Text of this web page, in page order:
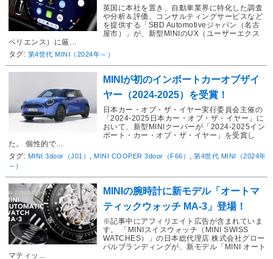
英国に本社を置き、自動車業界に特化した調査
や分析＆評価、コンサルティングサービスなど
を提供する「SBD Automotiveジャパン（名古
屋市）」が、新型MINIのUX（ユーザーエクス
ペリエンス）に厳…
タグ: 第4世代 MINI（2024年～）
MINIが初のインポートカーオブザイ
ヤー（2024-2025）を受賞！
日本カー・オブ・ザ・イヤー実行委員会主催の
「2024-2025日本カー・オブ・ザ・イヤー」に
おいて、新型MINIクーパーが「2024-2025イン
ポート・カー・オブ・ザ・イヤー」を受賞し
た。 個性的で…
タグ: MINI 3door（J01） ,MINI COOPER 3door（F66） ,第4世代 MINI（2024年
～）
MINIの腕時計に新モデル「オートマ
ティックウォッチ MA-3」登場！
※記事中にアフィリエイト広告が含まれていま
す。 「MINIスイスウォッチ（MINI SWISS
WATCHES）」の日本総代理店 株式会社グロー
バルブランディングが、新モデル「MINI オート
マティッ…